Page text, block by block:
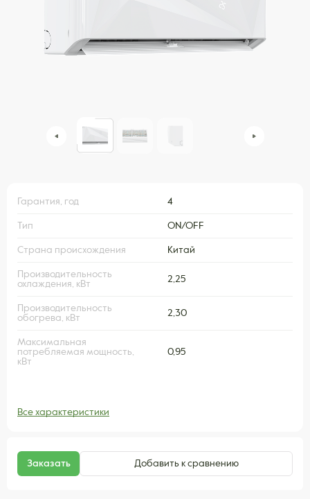
Гарантия, год 4
Тип ON/OFF
Страна происхождения Китай
Производительность
охлаждения, кВт
2,25
Производительность
обогрева, кВт
2,30
Максимальная
потребляемая мощность,
кВт
0,95
Все характеристики
Заказать Добавить к сравнению